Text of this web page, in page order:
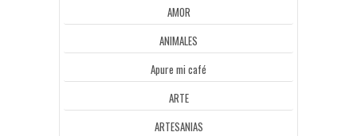
AMOR
ANIMALES
Apure mi café
ARTE
ARTESANIAS